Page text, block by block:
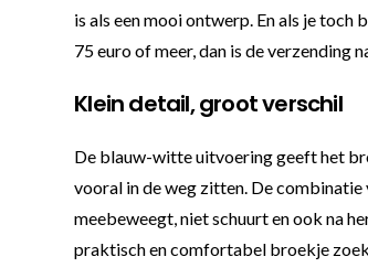
is als een mooi ontwerp. En als je
75 euro of meer, dan is de verzending
Klein detail, groot verschil
De blauw-witte uitvoering geeft het
vooral in de weg zitten. De
meebeweegt, niet schuurt en ook na
praktisch en comfortabel broekje